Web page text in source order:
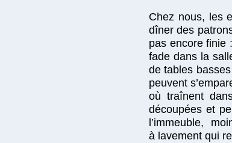
Chez nous, les
dîner des
pas encore finie
fade dans la
de tables
peuvent
où traînent
découpées et
l’immeuble,
à lavement qui